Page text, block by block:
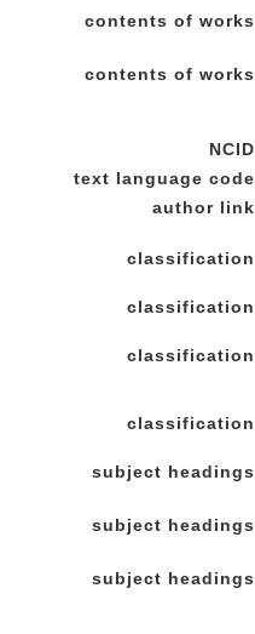
contents of works
contents of works
NCID
text language code
author link
classification
classification
classification
classification
subject headings
subject headings
subject headings